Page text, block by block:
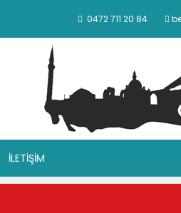
0472 711 20 84
İLETİŞİM